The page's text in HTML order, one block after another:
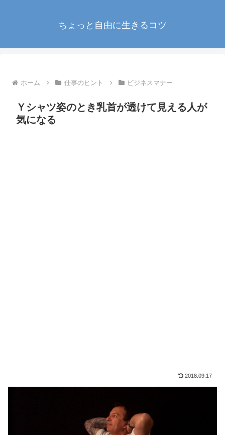
ちょっと自由に生きるコツ
ホーム 仕事のヒント ビジネスマナー
Ｙシャツ姿のとき乳首が透けて見える人が
気になる
2018.09.17